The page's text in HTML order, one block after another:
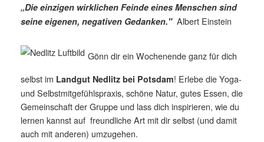
„Die einzigen wirklichen Feinde eines Menschen sind
seine eigenen, negativen Gedanken." Albert Einstein
Gönn dir ein Wochenende ganz für dich
selbst im Landgut Nedlitz bei Potsdam! Erlebe die Yoga-
und Selbstmitgefühlspraxis, schöne Natur, gutes Essen, die
Gemeinschaft der Gruppe und lass dich inspirieren, wie du
lernen kannst auf freundliche Art mit dir selbst (und damit
auch mit anderen) umzugehen.